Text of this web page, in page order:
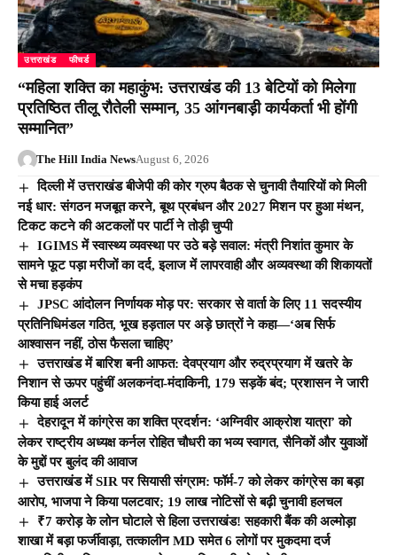
उत्तराखंड फीचर्ड
“महिला शक्ति का महाकुंभ: उत्तराखंड की 13 बेटियों को मिलेगा
प्रतिष्ठित तीलू रौतेली सम्मान, 35 आंगनबाड़ी कार्यकर्ता भी होंगी
सम्मानित”
The Hill India NewsAugust 6, 2026
दिल्ली में उत्तराखंड बीजेपी की कोर ग्रुप बैठक से चुनावी तैयारियों को मिली
नई धार: संगठन मजबूत करने, बूथ प्रबंधन और 2027 मिशन पर हुआ मंथन,
टिकट कटने की अटकलों पर पार्टी ने तोड़ी चुप्पी
IGIMS में स्वास्थ्य व्यवस्था पर उठे बड़े सवाल: मंत्री निशांत कुमार के
सामने फूट पड़ा मरीजों का दर्द, इलाज में लापरवाही और अव्यवस्था की शिकायतों
से मचा हड़कंप
JPSC आंदोलन निर्णायक मोड़ पर: सरकार से वार्ता के लिए 11 सदस्यीय
प्रतिनिधिमंडल गठित, भूख हड़ताल पर अड़े छात्रों ने कहा—‘अब सिर्फ
आश्वासन नहीं, ठोस फैसला चाहिए’
उत्तराखंड में बारिश बनी आफत: देवप्रयाग और रुद्रप्रयाग में खतरे के
निशान से ऊपर पहुंचीं अलकनंदा-मंदाकिनी, 179 सड़कें बंद; प्रशासन ने जारी
किया हाई अलर्ट
देहरादून में कांग्रेस का शक्ति प्रदर्शन: ‘अग्निवीर आक्रोश यात्रा’ को
लेकर राष्ट्रीय अध्यक्ष कर्नल रोहित चौधरी का भव्य स्वागत, सैनिकों और युवाओं
के मुद्दों पर बुलंद की आवाज
उत्तराखंड में SIR पर सियासी संग्राम: फॉर्म-7 को लेकर कांग्रेस का बड़ा
आरोप, भाजपा ने किया पलटवार; 19 लाख नोटिसों से बढ़ी चुनावी हलचल
₹7 करोड़ के लोन घोटाले से हिला उत्तराखंड! सहकारी बैंक की अल्मोड़ा
शाखा में बड़ा फर्जीवाड़ा, तत्कालीन MD समेत 6 लोगों पर मुकदमा दर्ज